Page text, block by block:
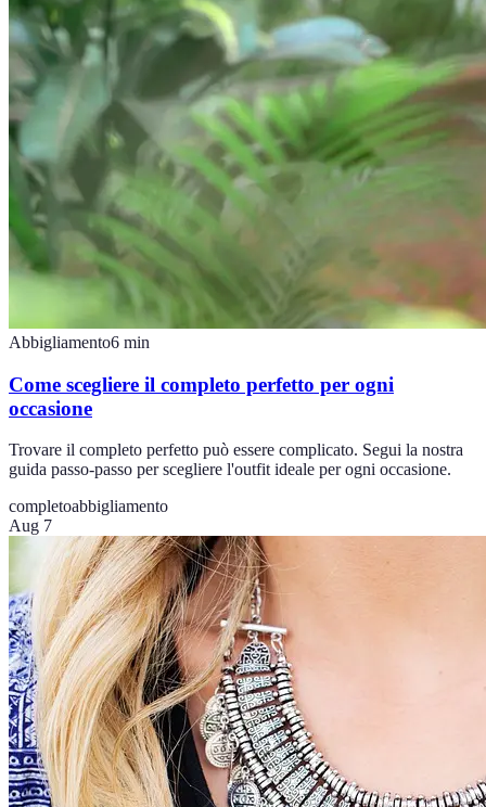
Abbigliamento6 min
Come scegliere il completo perfetto per ogni
occasione
Trovare il completo perfetto può essere complicato. Segui la nostra
guida passo-passo per scegliere l'outfit ideale per ogni occasione.
completoabbigliamento
Aug 7